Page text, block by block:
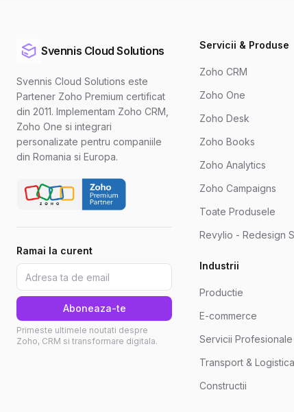
Svennis Cloud Solutions
Svennis Cloud Solutions este
Partener Zoho Premium certificat
din 2011. Implementam Zoho CRM,
Zoho One si integrari
personalizate pentru companiile
din Romania si Europa.
Ramai la curent
Aboneaza-te
Primeste ultimele noutati despre
Zoho, CRM si transformare digitala.
Servicii & Produse
Zoho CRM
Zoho One
Zoho Desk
Zoho Books
Zoho Analytics
Zoho Campaigns
Toate Produsele
Revylio - Redesign
Industrii
Productie
E-commerce
Servicii Profesionale
Transport & Logistica
Constructii